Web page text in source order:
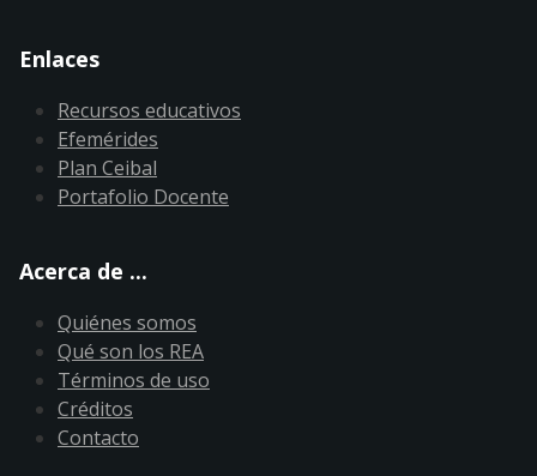
Enlaces
Recursos educativos
Efemérides
Plan Ceibal
Portafolio Docente
Acerca de ...
Quiénes somos
Qué son los REA
Términos de uso
Créditos
Contacto